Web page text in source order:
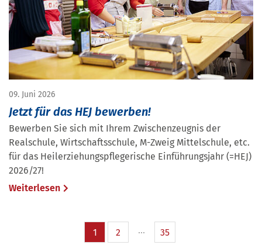
09. Juni 2026
Jetzt für das HEJ bewerben!
Bewerben Sie sich mit Ihrem Zwischenzeugnis der
Realschule, Wirtschaftsschule, M-Zweig Mittelschule, etc.
für das Heilerziehungspflegerische Einführungsjahr (=HEJ)
2026/27!
Weiterlesen
1 2 35